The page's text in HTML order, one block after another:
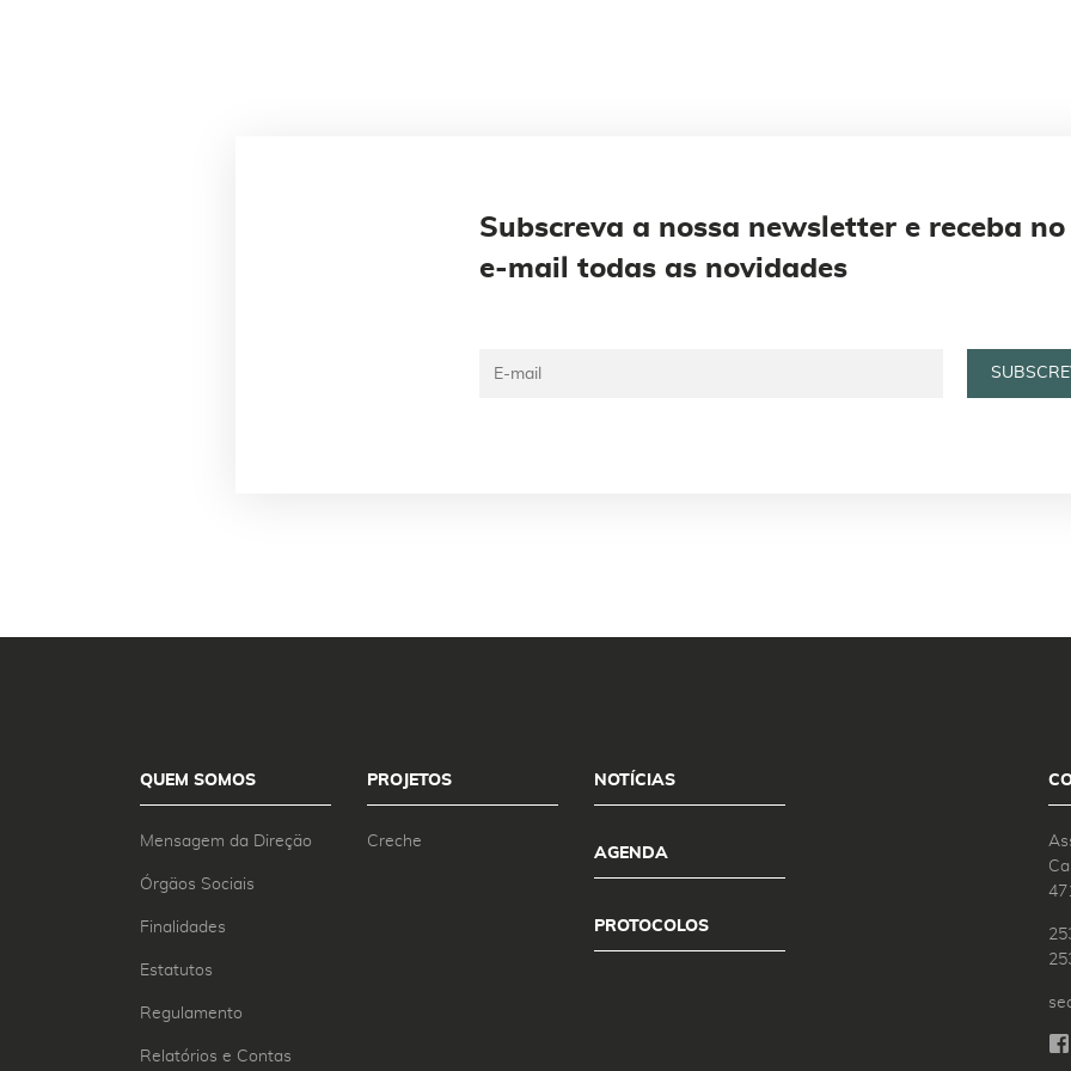
Subscreva a nossa newsletter e receba no
e-mail todas as novidades
QUEM SOMOS
Mensagem da Direção
Órgãos Sociais
Finalidades
Estatutos
Regulamento
Relatórios e Contas
PROJETOS
Creche
NOTÍCIAS
AGENDA
PROTOCOLOS